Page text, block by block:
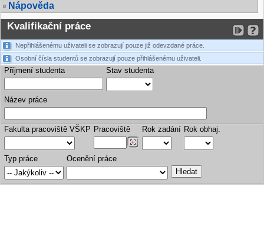
Nápověda
Kvalifikační práce
Nepřihlášenému uživateli se zobrazují pouze již odevzdané práce.
Osobní čísla studentů se zobrazují pouze přihlášenému uživateli.
Příjmení studenta Stav studenta
Název práce
Fakulta pracoviště VŠKP Pracoviště Rok zadání Rok obhaj.
Typ práce Ocenění práce